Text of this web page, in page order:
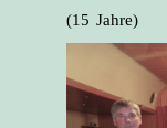
(15 Jahre)